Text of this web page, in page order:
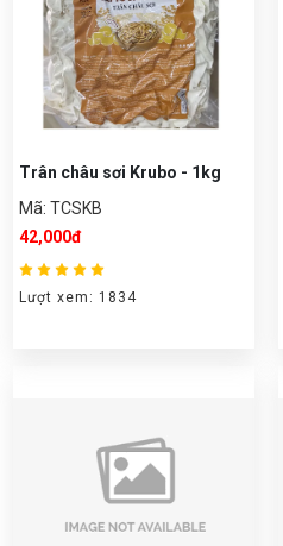
Trân châu sơi Krubo - 1kg
Mã: TCSKB
42,000đ
Lượt xem: 1834